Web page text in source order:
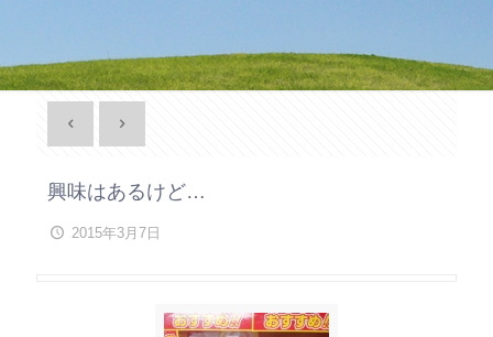
興味はあるけど…
2015年3月7日